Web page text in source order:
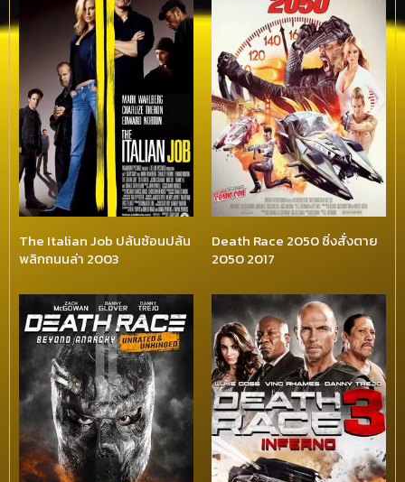
The Italian Job ปล้นซ้อนปล้น
พลิกถนนล่า 2003
Death Race 2050 ซิ่งสั่งตาย
2050 2017